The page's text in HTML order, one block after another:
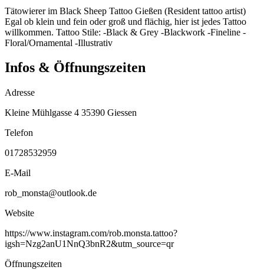
Tätowierer im Black Sheep Tattoo Gießen (Resident tattoo artist)
Egal ob klein und fein oder groß und flächig, hier ist jedes Tattoo
willkommen. Tattoo Stile: -Black & Grey -Blackwork -Fineline -
Floral/Ornamental -Illustrativ
Infos & Öffnungszeiten
Adresse
Kleine Mühlgasse 4 35390 Giessen
Telefon
01728532959
E-Mail
rob_monsta@outlook.de
Website
https://www.instagram.com/rob.monsta.tattoo?
igsh=Nzg2anU1NnQ3bnR2&utm_source=qr
Öffnungszeiten